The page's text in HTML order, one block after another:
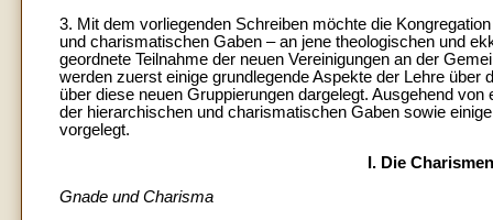
3. Mit dem vorliegenden Schreiben möchte die
und charismatischen Gaben – an jene theologischen und
geordnete Teilnahme der neuen Vereinigungen an der
werden zuerst einige grundlegende Aspekte der Lehre
über diese neuen Gruppierungen dargelegt. Ausgehend
der hierarchischen und charismatischen Gaben sowie
vorgelegt.
I. Die
Gnade und Charisma